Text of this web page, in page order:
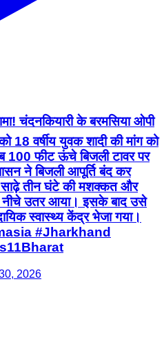
चंदनकियारी के बरमसिया ओपी
18 वर्षीय युवक शादी की मांग को
फीट ऊंचे बिजली टावर पर
ने बिजली आपूर्ति बंद कर
साढ़े तीन घंटे की मशक्कत और
नीचे उतर आया। इसके बाद उसे
स्वास्थ्य केंद्र भेजा गया।
#Jharkhand
2026